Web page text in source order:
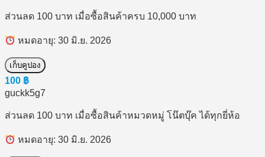
ส่วนลด 100 บาท เมื่อซื้อสินค้าครบ 10,000 บาท
หมดอายุ: 30 มิ.ย. 2026
เก็บคูปอง
100 ฿
guckk5g7
ส่วนลด 100 บาท เมื่อซื้อสินค้าหมวดหมู่ โน๊ตบุ๊ค ได้ทุกยี่ห้อ
หมดอายุ: 30 มิ.ย. 2026